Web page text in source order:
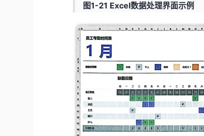
图1-21 Excel数据处理界面示例